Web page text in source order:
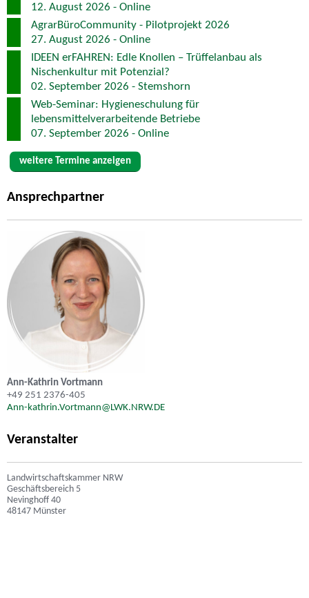
12. August 2026 - Online
AgrarBüroCommunity - Pilotprojekt 2026
27. August 2026 - Online
IDEEN erFAHREN: Edle Knollen – Trüffelanbau als
Nischenkultur mit Potenzial?
02. September 2026 - Stemshorn
Web-Seminar: Hygieneschulung für
lebensmittelverarbeitende Betriebe
07. September 2026 - Online
weitere Termine anzeigen
Ansprechpartner
Ann-Kathrin Vortmann
+49 251 2376-405
Ann-kathrin.Vortmann@LWK.NRW.DE
Veranstalter
Landwirtschaftskammer NRW
Geschäftsbereich 5
Nevinghoff 40
48147 Münster